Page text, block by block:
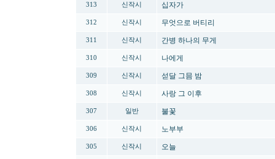
313 신작시 십자가
312 신작시 무엇으로 버티리
311 신작시 간병 하나의 무게
310 신작시 나에게
309 신작시 섣달 그믐 밤
308 신작시 사랑 그 이후
307 일반 불꽃
306 신작시 노부부
305 신작시 오늘